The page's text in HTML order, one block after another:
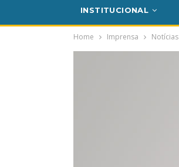
INSTITUCIONAL
Home Imprensa Notícias